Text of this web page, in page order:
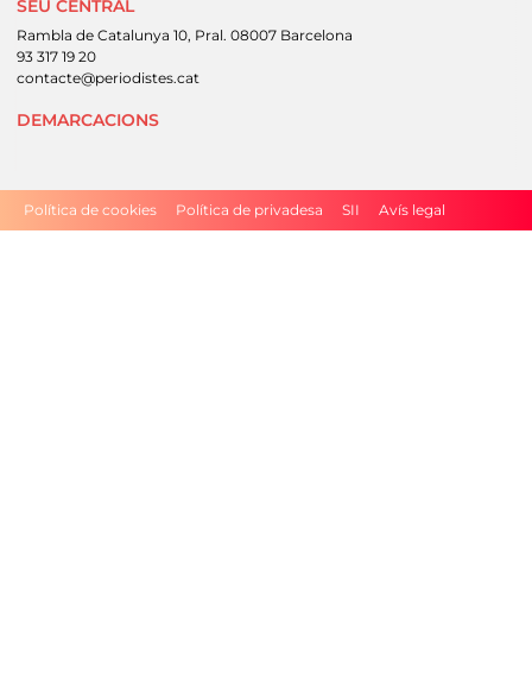
SEU CENTRAL
Rambla de Catalunya 10, Pral. 08007 Barcelona
93 317 19 20
contacte@periodistes.cat
DEMARCACIONS
Peu
Política de cookies Política de privadesa SII Avís legal